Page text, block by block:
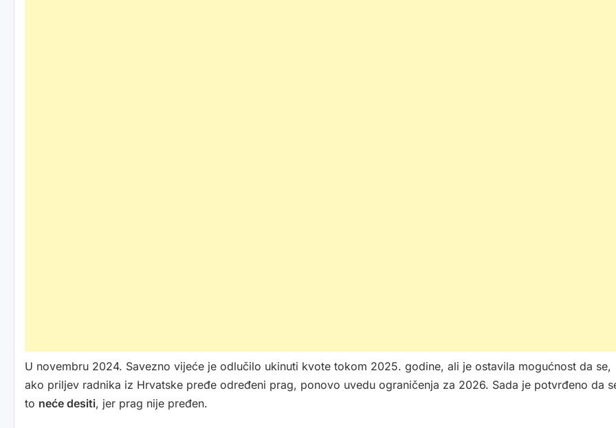
U novembru 2024. Savezno vijeće je odlučilo ukinuti kvote tokom 2025. godine, ali je ostavila mogućnost da se,
ako priljev radnika iz Hrvatske pređe određeni prag, ponovo uvedu ograničenja za 2026. Sada je potvrđeno da
to neće desiti, jer prag nije pređen.